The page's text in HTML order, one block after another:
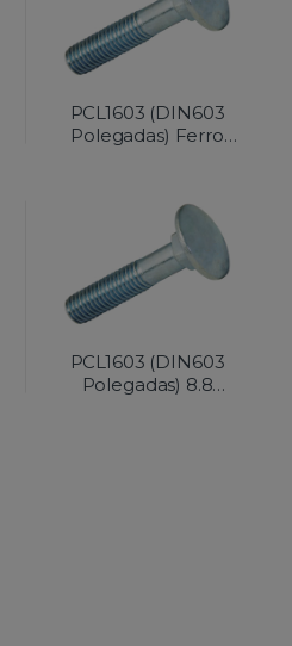
PCL1603 (DIN603
Polegadas) Ferro
PCL1603 (DIN603
Polegadas) 8.8